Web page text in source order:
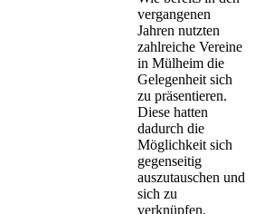
vergangenen
Jahren nutzten
zahlreiche Vereine
in Mülheim die
Gelegenheit sich
zu präsentieren.
Diese hatten
dadurch die
Möglichkeit sich
gegenseitig
auszutauschen und
sich zu
verknüpfen.